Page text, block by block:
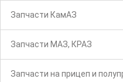
Запчасти КамАЗ
Запчасти МАЗ, КРАЗ
Запчасти на прицеп и